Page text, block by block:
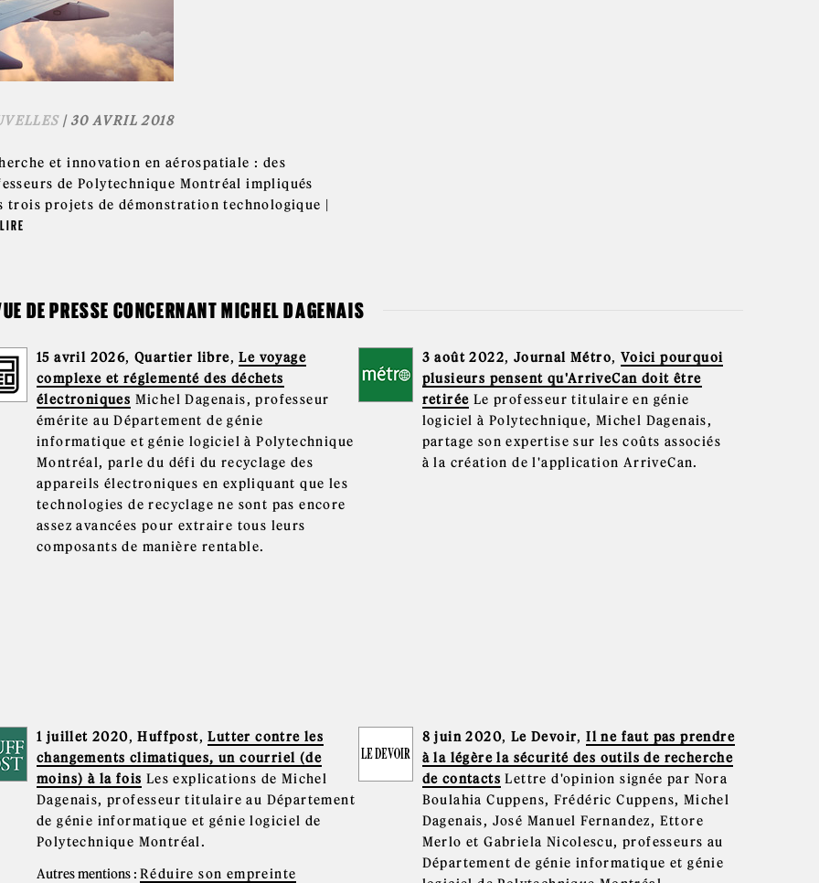
| 30 AVRIL 2018
et innovation en aérospatiale : des
de Polytechnique Montréal impliqués
trois projets de démonstration technologique |
LIRE
DE PRESSE CONCERNANT MICHEL DAGENAIS
15 avril 2026,Quartier libre,Le voyage
complexe et réglementé des déchets
électroniques Michel Dagenais, professeur
émérite au Département de génie
informatique et génie logiciel à Polytechnique
Montréal, parle du défi du recyclage des
appareils électroniques en expliquant que les
technologies de recyclage ne sont pas encore
assez avancées pour extraire tous leurs
composants de manière rentable.
3 août 2022, Journal Métro, Voici pourquoi
plusieurs pensent qu'ArriveCan doit être
retirée Le professeur titulaire en génie
logiciel à Polytechnique, Michel Dagenais,
partage son expertise sur les coûts associés
à la création de l'application ArriveCan.
1 juillet 2020,Huffpost,Lutter contre les
changements climatiques, un courriel (de
moins) à la fois Les explications de Michel
Dagenais, professeur titulaire au Département
de génie informatique et génie logiciel de
Polytechnique Montréal.
Autres mentions : Réduire son empreinte
8 juin 2020, Le Devoir,Il ne faut pas prendre
à la légère la sécurité des outils de recherche
de contacts Lettre d'opinion signée par Nora
Boulahia Cuppens, Frédéric Cuppens, Michel
Dagenais, José Manuel Fernandez, Ettore
Merlo et Gabriela Nicolescu, professeurs au
Département de génie informatique et génie